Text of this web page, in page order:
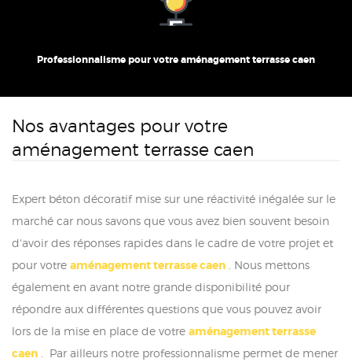
Professionnalisme pour votre aménagement terrasse caen
Nos avantages pour votre
aménagement terrasse caen
Expert béton décoratif mise sur une réactivité inégalée sur le
marché car nous savons que vous avez bien souvent besoin
d'avoir des réponses rapides dans le cadre de votre projet et
pour votre aménagement terrasse caen . Nous mettons
également en avant notre grande disponibilité pour
répondre aux différentes questions que vous pouvez avoir
lors de la mise en place de votre aménagement terrasse
caen . Par ailleurs notre professionnalisme permet de mener